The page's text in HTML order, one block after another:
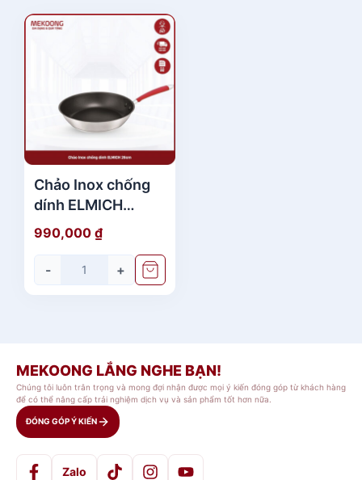
Chảo Inox chống
dính ELMICH
26cm
990,000 ₫
- +
MEKOONG LẮNG NGHE BẠN!
Chúng tôi luôn trân trọng và mong đợi nhận được mọi ý kiến đóng góp từ khách hàng
để có thể nâng cấp trải nghiệm dịch vụ và sản phẩm tốt hơn nữa.
ĐÓNG GÓP Ý KIẾN
Zalo